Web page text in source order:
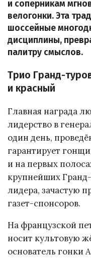
и соперникам
велогонки. Эта
шоссейные
дисциплины,
палитру смыслов.
Трио Гранд-
и красный
Главная награда
лидерство в
один день,
гарантирует
и на первых
крупнейших
лидера, зачастую
газет-спонсоров.
На французской
носит культовую
основатель гонки